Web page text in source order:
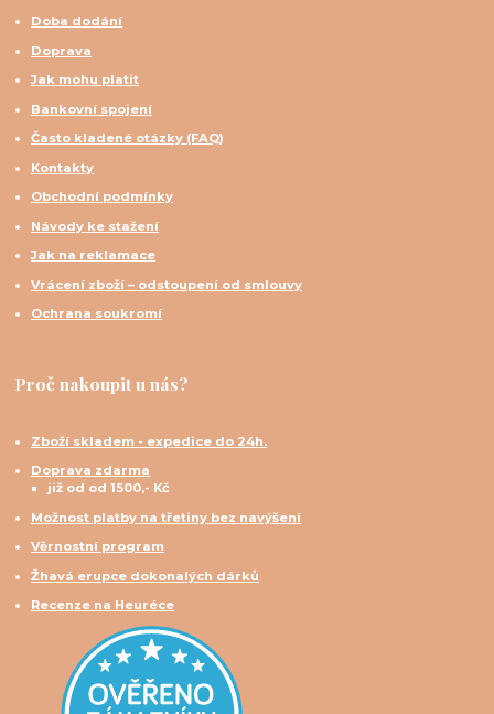
Doba dodání
Doprava
Jak mohu platit
Bankovní spojení
Často kladené otázky (FAQ)
Kontakty
Obchodní podmínky
Návody ke stažení
Jak na reklamace
Vrácení zboží – odstoupení od smlouvy
Ochrana soukromí
Proč nakoupit u nás?
Zboží skladem - expedice do 24h.
Doprava zdarma
již od od 1500,- Kč
Možnost platby na třetiny bez navýšení
Věrnostní program
Žhavá erupce dokonalých dárků
Recenze na Heuréce